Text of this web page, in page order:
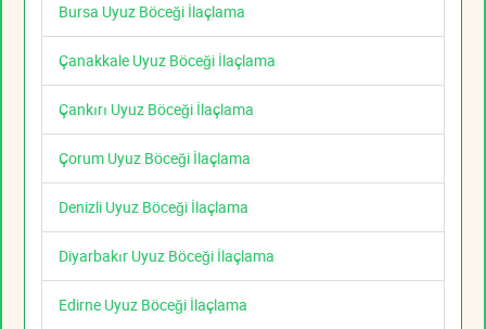
Bursa Uyuz Böceği İlaçlama
Çanakkale Uyuz Böceği İlaçlama
Çankırı Uyuz Böceği İlaçlama
Çorum Uyuz Böceği İlaçlama
Denizli Uyuz Böceği İlaçlama
Diyarbakır Uyuz Böceği İlaçlama
Edirne Uyuz Böceği İlaçlama